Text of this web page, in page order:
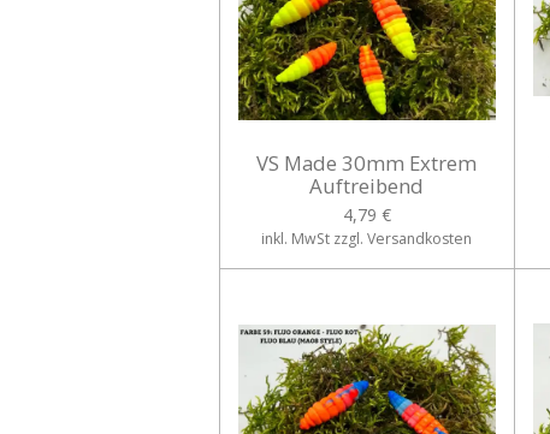
VS Made 30mm Extrem
Auftreibend
4,79 €
inkl. MwSt zzgl. Versandkosten